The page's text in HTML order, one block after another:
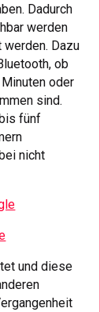
Dadurch
werden
Dazu
ob
oder
sind.
fünf
nicht
und diese